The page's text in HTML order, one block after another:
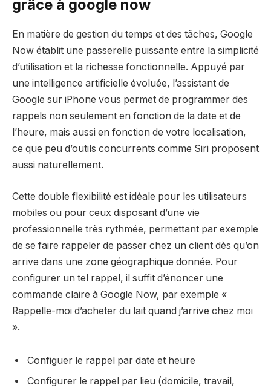
grâce à google now
En matière de gestion du temps et des tâches, Google
Now établit une passerelle puissante entre la simplicité
d’utilisation et la richesse fonctionnelle. Appuyé par
une intelligence artificielle évoluée, l’assistant de
Google sur iPhone vous permet de programmer des
rappels non seulement en fonction de la date et de
l’heure, mais aussi en fonction de votre localisation,
ce que peu d’outils concurrents comme Siri proposent
aussi naturellement.
Cette double flexibilité est idéale pour les utilisateurs
mobiles ou pour ceux disposant d’une vie
professionnelle très rythmée, permettant par exemple
de se faire rappeler de passer chez un client dès qu’on
arrive dans une zone géographique donnée. Pour
configurer un tel rappel, il suffit d’énoncer une
commande claire à Google Now, par exemple «
Rappelle-moi d’acheter du lait quand j’arrive chez moi
».
Configuer le rappel par date et heure
Configurer le rappel par lieu (domicile, travail,